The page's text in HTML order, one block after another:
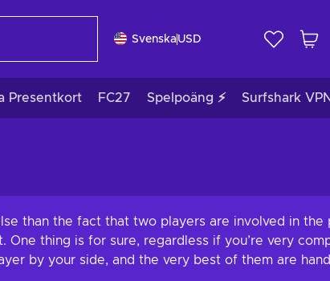
Svenska USD
Presentkort FC27 Spelpoäng ⚡ Surfshark VPN
than the fact that two players are involved in the
thing is for sure, regardless if you’re very
by your side, and the very best of them are